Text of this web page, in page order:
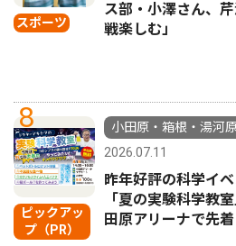
スポーツ
ス部・小澤さん、
戦楽しむ」
8
ピックアッ
プ（PR）
小田原・箱根・湯河
2026.07.11
昨年好評の科学イ
「夏の実験科学教
田原アリーナで先